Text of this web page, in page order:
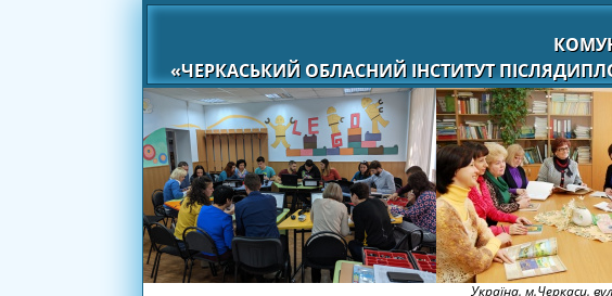
«ЧЕРКАСЬКИЙ ОБЛАСНИЙ ІНСТИТУТ
Україна. м.Черкаси.